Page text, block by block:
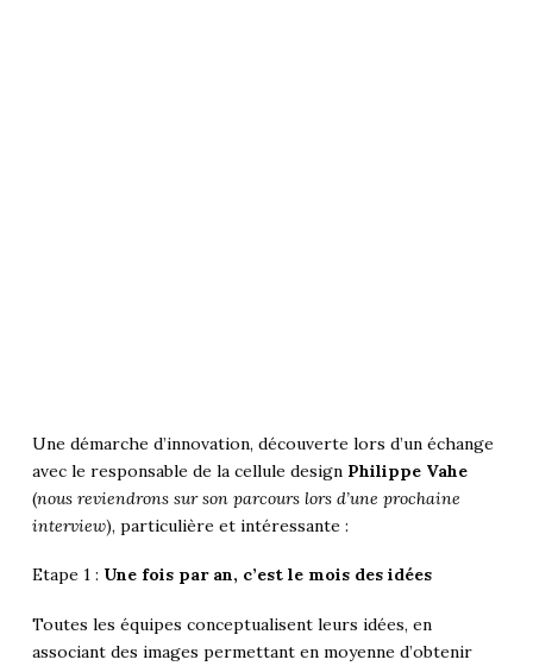
Une démarche d’innovation, découverte lors d’un échange
avec le responsable de la cellule design Philippe Vahe
(nous reviendrons sur son parcours lors d’une prochaine
interview), particulière et intéressante :
Etape 1 : Une fois par an, c’est le mois des idées
Toutes les équipes conceptualisent leurs idées, en
associant des images permettant en moyenne d’obtenir